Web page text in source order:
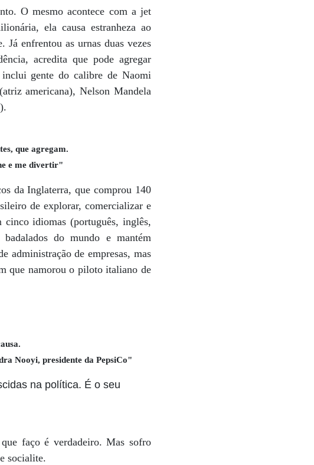
O mesmo acontece com a jet
ela causa estranheza ao
Já enfrentou as urnas duas vezes
acredita que pode agregar
gente do calibre de Naomi
americana), Nelson Mandela
que agregam.
e me divertir"
da Inglaterra, que comprou 140
de explorar, comercializar e
cinco idiomas (português, inglês,
do mundo e mantém
administração de empresas, mas
que namorou o piloto italiano de
Nooyi, presidente da PepsiCo"
na política. É o seu
faço é verdadeiro. Mas sofro
socialite.